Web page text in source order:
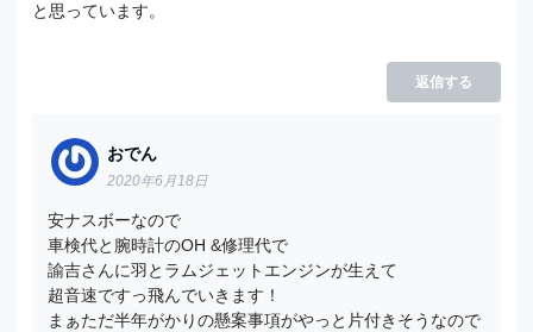
と思っています。
返信する
おでん
2020年6月18日
安ナスボーなので
車検代と腕時計のOH &修理代で
諭吉さんに羽とラムジェットエンジンが生えて
超音速ですっ飛んでいきます！
まぁただ半年がかりの懸案事項がやっと片付きそうなので